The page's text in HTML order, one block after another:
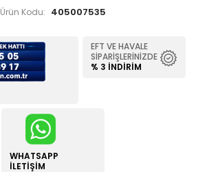
Ürün Kodu: 405007535
EFT VE HAVALE
SIPARIŞLERINIZDE
% 3 İNDIRIM
WHATSAPP
İLETIŞIM